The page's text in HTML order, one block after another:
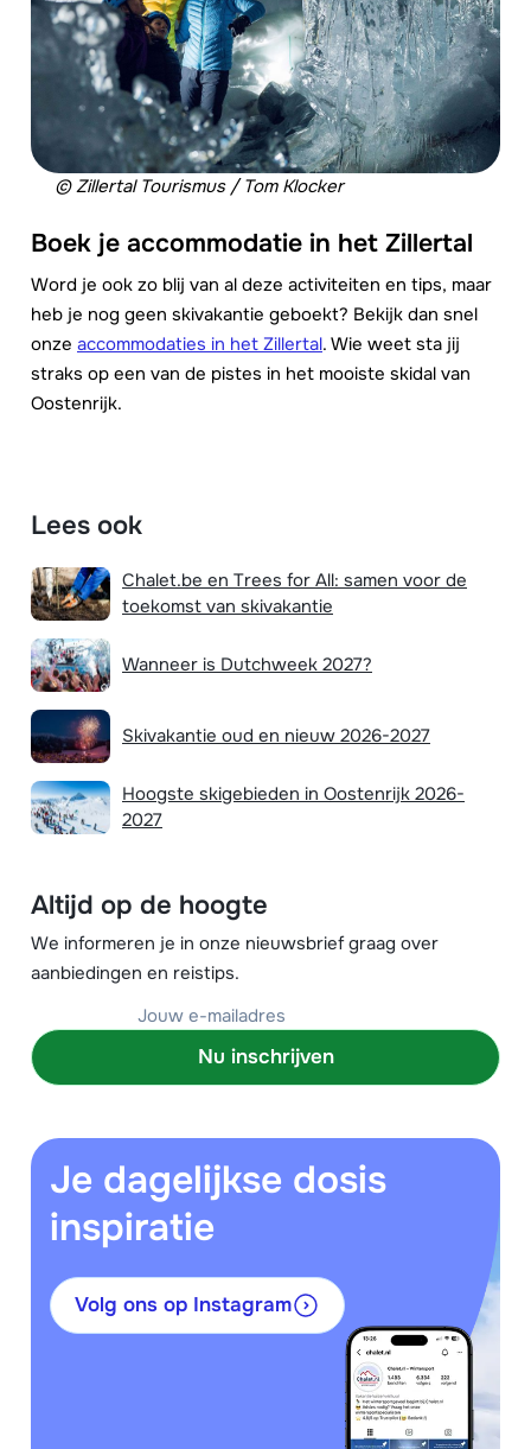
© Zillertal Tourismus / Tom Klocker
Boek je accommodatie in het Zillertal
Word je ook zo blij van al deze activiteiten en tips, maar
heb je nog geen skivakantie geboekt? Bekijk dan snel
onze accommodaties in het Zillertal. Wie weet sta jij
straks op een van de pistes in het mooiste skidal van
Oostenrijk.
Lees ook
Chalet.be en Trees for All: samen voor de
toekomst van skivakantie
Wanneer is Dutchweek 2027?
Skivakantie oud en nieuw 2026-2027
Hoogste skigebieden in Oostenrijk 2026-
2027
Altijd op de hoogte
We informeren je in onze nieuwsbrief graag over
aanbiedingen en reistips.
Nu inschrijven
Je dagelijkse dosis
inspiratie
Volg ons op Instagram